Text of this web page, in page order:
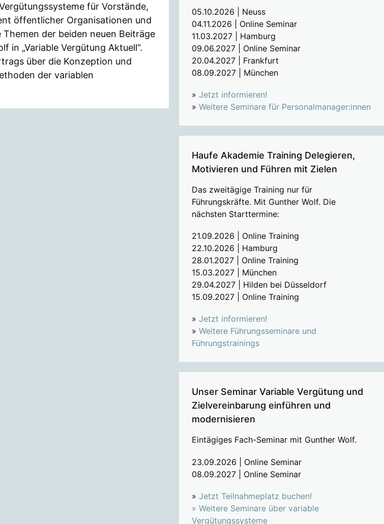
für Vorstände,
öffentlicher Organisationen und
der beiden neuen Beiträge
in „Variable Vergütung Aktuell“.
über die Konzeption und
der variablen
05.10.2026 | Neuss
04.11.2026 | Online Seminar
11.03.2027 | Hamburg
09.06.2027 | Online Seminar
20.04.2027 | Frankfurt
08.09.2027 | München
» Jetzt informieren!
» Weitere Seminare für Personalmanager:innen
Haufe Akademie Training Delegieren,
Motivieren und Führen mit Zielen
Das zweitägige Training nur für
Führungskräfte. Mit Gunther Wolf. Die
nächsten Starttermine:
21.09.2026 | Online Training
22.10.2026 | Hamburg
28.01.2027 | Online Training
15.03.2027 | München
29.04.2027 | Hilden bei Düsseldorf
15.09.2027 | Online Training
» Jetzt informieren!
» Weitere Führungsseminare und
Führungstrainings
Unser Seminar Variable Vergütung und
Zielvereinbarung einführen und
modernisieren
Eintägiges Fach-Seminar mit Gunther Wolf.
23.09.2026 | Online Seminar
08.09.2027 | Online Seminar
» Jetzt Teilnahmeplatz buchen!
» Weitere Seminare über variable
Vergütungssysteme